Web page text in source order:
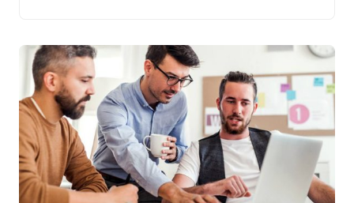
Governo do Estado, por meio da Junta […]